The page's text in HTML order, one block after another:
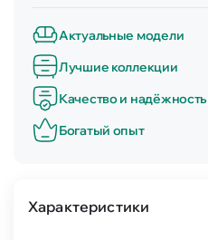
Актуальные модели
Лучшие коллекции
Качество и надёжность
Богатый опыт
Характеристики